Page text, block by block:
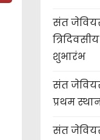
संत
शुभारंभ
संत
प्रथम
संत